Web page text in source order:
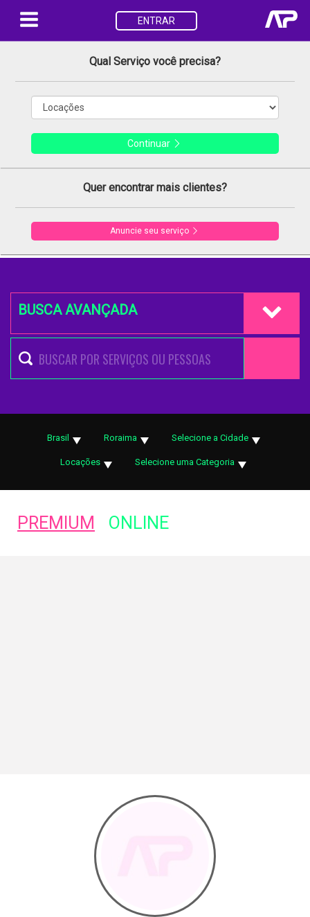
ENTRAR
Qual Serviço você precisa?
Continuar
Quer encontrar mais clientes?
Anuncie seu serviço
BUSCA AVANÇADA
Brasil Roraima Selecione a Cidade
Locações Selecione uma Categoria
PREMIUM ONLINE